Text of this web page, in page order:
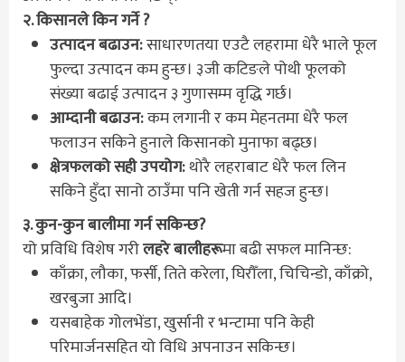
२. किसानले किन गर्ने ?
उत्पादन बढाउन:साधारणतया एउटै लहरामा धेरै भाले फूल
फुल्दा उत्पादन कम हुन्छ। ३जी कटिङले पोथी फूलको
संख्या बढाई उत्पादन ३ गुणासम्म वृद्धि गर्छ।
आम्दानी बढाउन:कम लगानी र कम मेहनतमा धेरै फल
फलाउन सकिने हुनाले किसानको मुनाफा बढ्छ।
क्षेत्रफलको सही उपयोग:थोरै लहराबाट धेरै फल लिन
सकिने हुँदा सानो ठाउँमा पनि खेती गर्न सहज हुन्छ।
३. कुन-कुन बालीमा गर्न सकिन्छ?
यो प्रविधि विशेष गरीलहरे बालीहरूमा बढी सफल मानिन्छ:
काँक्रा, लौका, फर्सी, तिते करेला, घिरौँला, चिचिन्डो, काँक्रो,
खरबुजा आदि।
यसबाहेक गोलभेंडा, खुर्सानी र भन्टामा पनि केही
परिमार्जनसहित यो विधि अपनाउन सकिन्छ।